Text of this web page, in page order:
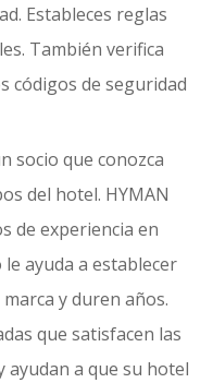
Estableces reglas
También verifica
códigos de seguridad
socio que conozca
del hotel. HYMAN
de experiencia en
ayuda a establecer
y duren años.
que satisfacen las
ayudan a que su hotel